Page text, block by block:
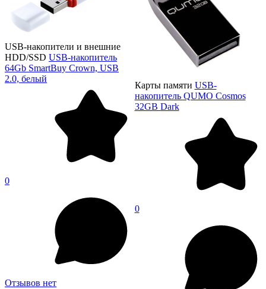
USB-накопители и внешние
HDD/SSD USB-накопитель
64Gb SmartBuy Crown, USB
2.0, белый
0
Отзывов нет
Карты памяти USB-
накопитель QUMO Cosmos
32GB Dark
0